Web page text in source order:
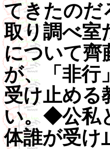
てきたのだ
取り調べ室
について齊
が、「非行
受け止める
い。◆公私
体誰が受け